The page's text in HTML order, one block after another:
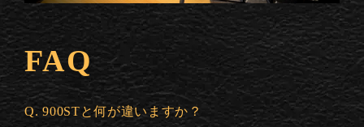
FAQ
Q. 900STと何が違いますか？